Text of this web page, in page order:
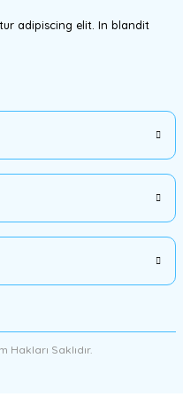
adipiscing elit. In blandit
Hakları Saklıdır.